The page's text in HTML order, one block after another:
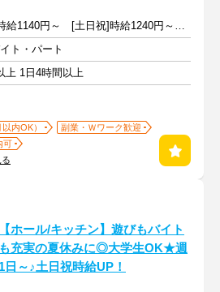
[平日]時給1140円～ [土日祝]時給1240円～ ＋交通費規定支給
ト・パート
上 1日4時間以上
内OK）
副業・Ｗワーク歓迎
可
【ホール/キッチン】遊びもバイト
も充実の夏休みに◎大学生OK★週
1日～♪土日祝時給UP！